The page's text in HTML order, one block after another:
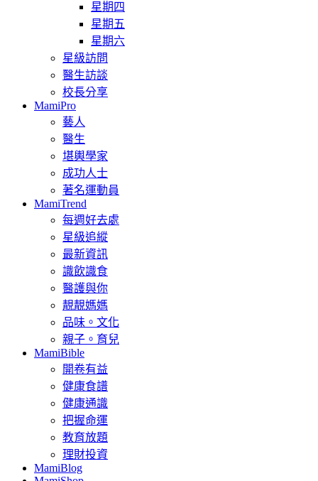
星期四
星期五
星期六
星級訪問
醫生訪談
校長分享
MamiPro
藝人
醫生
堪輿學家
成功人士
著名運動員
MamiTrend
每週好去處
星級追縱
最新資訊
識飲識食
醫護與你
靚靚媽媽
品味。文化
親子。育兒
MamiBible
開卷有益
健康食譜
健康通識
把握命運
教育放題
理財投資
MamiBlog